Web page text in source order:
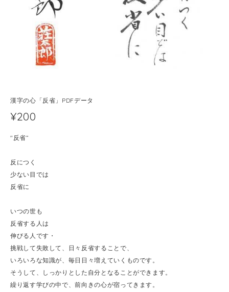
漢字の心「反省」PDFデータ
¥200
"反省”
反につく
少ない目では
反省に
いつの世も
反省する人は
伸びる人です・
挑戦して失敗して、日々反省することで、
いろいろな知識が、毎日日々増えていくものです。
そうして、しっかりとした自分となることができます。
繰り返す学びの中で、前向きの心が宿ってきます。